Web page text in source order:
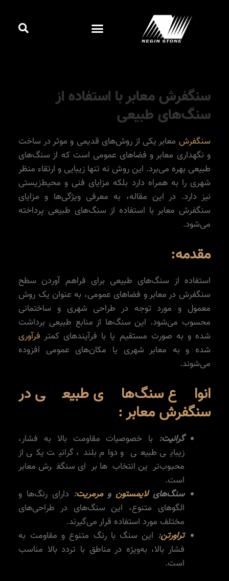
فهرست
سنگفرش معابر با استفاده از
سنگ‌های طبیعی
سنگفرش معابر یکی از روش‌های قدیمی و موثر در ساخت
و نگهداری معابر و فضاهای عمومی است که از سنگ‌های
طبیعی بهره می‌برد. این روش نه تنها زیبایی و ارتقاء منظر
شهری را به همراه دارد بلکه مزایای فنی و محیط‌زیستی
نیز دارد. در این مقاله، به معرفی ویژگی‌ها و مزایای
سنگفرش معابر با استفاده از سنگ‌های طبیعی پرداخته
می‌شود.
مقدمه:
استفاده از سنگ‌های طبیعی برای فراهم آوردن سطح
سنگفرش در معابر و فضاهای عمومی، به عنوان یک روش
معمول و مورد توجه در طراحی شهری و ساختمانی
محسوب می‌شود. این سنگ‌ها از منابع طبیعی برداشت
شده و به صورت مستقیم یا با فرآیندهای کمتر فرآوری
شده و به معابر شهری یا مکان‌های عمومی افزوده
می‌شوند.
انواع سنگ‌های طبیعی در
سنگفرش معابر :
گرانیت: با خصوصیات مقاومت بالا به فشار،
زیبایی طبیعی و دوام بلند، گرانیت یکی از
محبوب‌ترین انتخاب‌ها برای سنگفرش معابر
است.
سنگ‌هایلایمستونومرمریت: دارای رنگ‌ها و
الگوهای متنوع، این سنگ‌های در طراحی‌های
مختلف مورد استفاده قرار می‌گیرند.
تراورتن: این سنگ با رنگ متنوع و مقاومت به
فشار بالا، به‌ویژه در مناطق با تردد بالا مناسب
است.